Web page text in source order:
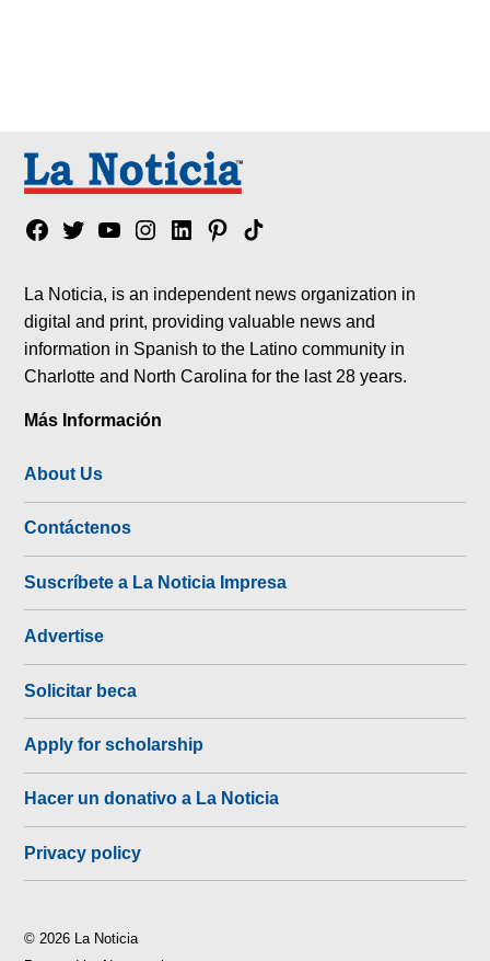
Facebook
TwitterYouTubeInstagram
LinkedinPinterest
Tik
La Noticia, is an independent news organization in
digital and print, providing valuable news and
information in Spanish to the Latino community in
Charlotte and North Carolina for the last 28 years.
Más Información
About Us
Contáctenos
Suscríbete a La Noticia Impresa
Advertise
Solicitar beca
Apply for scholarship
Hacer un donativo a La Noticia
Privacy policy
© 2026 La Noticia